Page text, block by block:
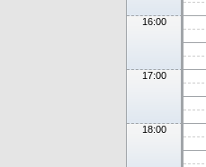
16:00
17:00
18:00